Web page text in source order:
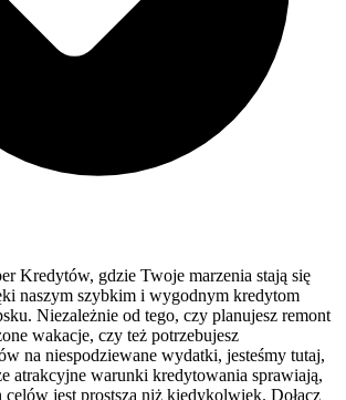
Kredytów, gdzie Twoje marzenia stają się
naszym szybkim i wygodnym kredytom
Niezależnie od tego, czy planujesz remont
wakacje, czy też potrzebujesz
na niespodziewane wydatki, jesteśmy tutaj,
atrakcyjne warunki kredytowania sprawiają,
celów jest prostsza niż kiedykolwiek. Dołącz